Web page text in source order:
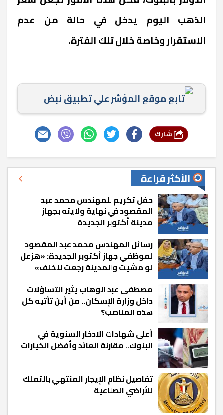
الذهب اليوم يدخل في حالة من عدم
الاستقرار وخاصة خلال تلك الفترة.
تابع موقع المؤشر علي تطبيق نبض
الأكثر قراءة
حفل تكريم للمهندس محمد عبد
المقصود في نهاية ولايته بجهاز
مدينة أكتوبر الجديدة
رسائل المهندس محمد عبد المقصود
لموظفي جهاز أكتوبر الجديدة: «هزعل
لو مشيت والمدينة رجعت للخلف»
مصطفى عبد الوهاب يثير التساؤلات
داخل وزارة الإسكان.. من أين تأتيه كل
هذه المناصب؟
أعلى شهادات الادخار السنوية في
البنوك.. مقارنة العائد وأفضل الخيارات
تفاصيل نظام الإيجار المنتهي بالتملك
للأراضي الصناعية